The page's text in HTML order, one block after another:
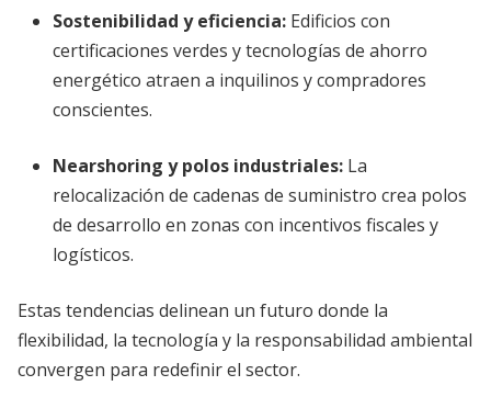
Sostenibilidad y eficiencia: Edificios con
certificaciones verdes y tecnologías de ahorro
energético atraen a inquilinos y compradores
conscientes.
Nearshoring y polos industriales: La
relocalización de cadenas de suministro crea polos
de desarrollo en zonas con incentivos fiscales y
logísticos.
Estas tendencias delinean un futuro donde la
flexibilidad, la tecnología y la responsabilidad ambiental
convergen para redefinir el sector.